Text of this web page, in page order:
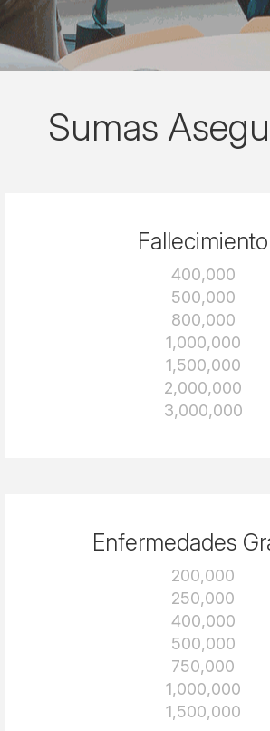
Sumas
Fallecimiento
400,000
500,000
800,000
1,000,000
1,500,000
2,000,000
3,000,000
Enfermedades
200,000
250,000
400,000
500,000
750,000
1,000,000
1,500,000